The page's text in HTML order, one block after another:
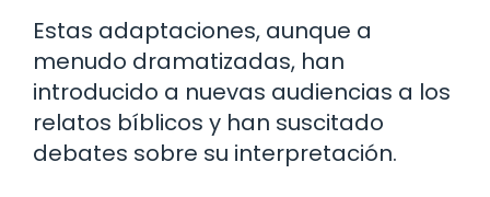
Estas adaptaciones, aunque a
menudo dramatizadas, han
introducido a nuevas audiencias a los
relatos bíblicos y han suscitado
debates sobre su interpretación.